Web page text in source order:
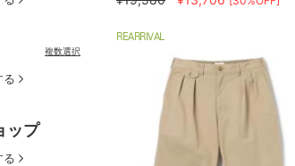
複数選択
る
ップ
る
REARRIVAL